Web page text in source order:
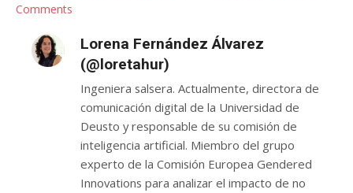
Comments
Lorena Fernández Álvarez
(@loretahur)
Ingeniera salsera. Actualmente, directora de
comunicación digital de la Universidad de
Deusto y responsable de su comisión de
inteligencia artificial. Miembro del grupo
experto de la Comisión Europea Gendered
Innovations para analizar el impacto de no